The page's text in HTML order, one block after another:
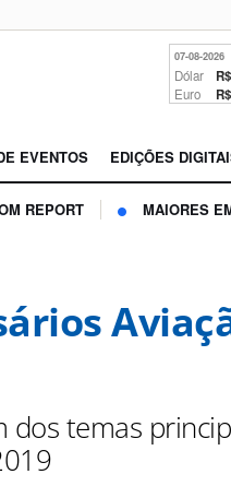
07-08-2026
Dólar
Euro
EVENTOS EDIÇÕES
REPORT MAIORES
dos temas